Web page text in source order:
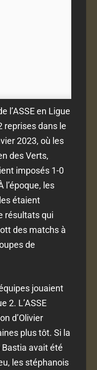
l’ASSE en Ligue
reprises dans le
2023, où les
des Verts,
imposés 1-0
l’époque, les
étaient
résultats qui
des matchs à
de
jouaient
2. L’ASSE
d’Olivier
plus tôt. Si la
avait été
les stéphanois